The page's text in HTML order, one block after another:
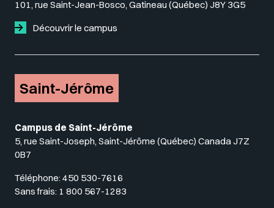
101, rue Saint-Jean-Bosco, Gatineau (Québec) J8Y 3G5
Découvrir le campus
Saint-Jérôme
Campus de Saint-Jérôme
5, rue Saint-Joseph, Saint-Jérôme (Québec) Canada J7Z
0B7
Téléphone: 450 530-7616
Sans frais: 1 800 567-1283